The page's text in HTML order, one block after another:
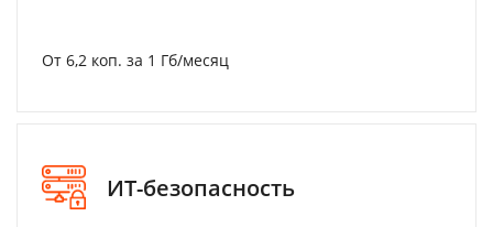
От 6,2 коп. за 1 Гб/месяц
ИТ-безопасность